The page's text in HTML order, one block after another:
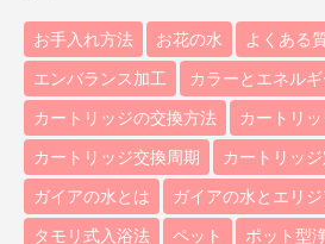
お手入れ方法 お花の水 よくある
エンバランス加工 カラーとエネルギ
カートリッジの交換方法 カートリ
カートリッジ交換周期 カートリッ
ガイアの水とは ガイアの水とエリ
タモリ式入浴法 ペット ポット型